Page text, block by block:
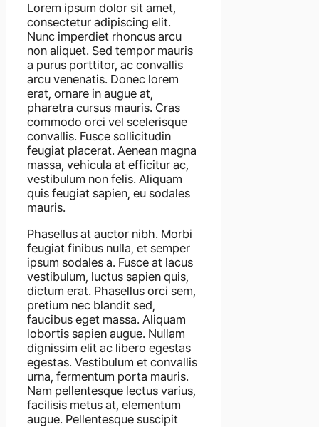
Lorem ipsum dolor sit amet,
consectetur adipiscing elit.
Nunc imperdiet rhoncus arcu
non aliquet. Sed tempor mauris
a purus porttitor, ac convallis
arcu venenatis. Donec lorem
erat, ornare in augue at,
pharetra cursus mauris. Cras
commodo orci vel scelerisque
convallis. Fusce sollicitudin
feugiat placerat. Aenean magna
massa, vehicula at efficitur ac,
vestibulum non felis. Aliquam
quis feugiat sapien, eu sodales
mauris.
Phasellus at auctor nibh. Morbi
feugiat finibus nulla, et semper
ipsum sodales a. Fusce at lacus
vestibulum, luctus sapien quis,
dictum erat. Phasellus orci sem,
pretium nec blandit sed,
faucibus eget massa. Aliquam
lobortis sapien augue. Nullam
dignissim elit ac libero egestas
egestas. Vestibulum et convallis
urna, fermentum porta mauris.
Nam pellentesque lectus varius,
facilisis metus at, elementum
augue. Pellentesque suscipit